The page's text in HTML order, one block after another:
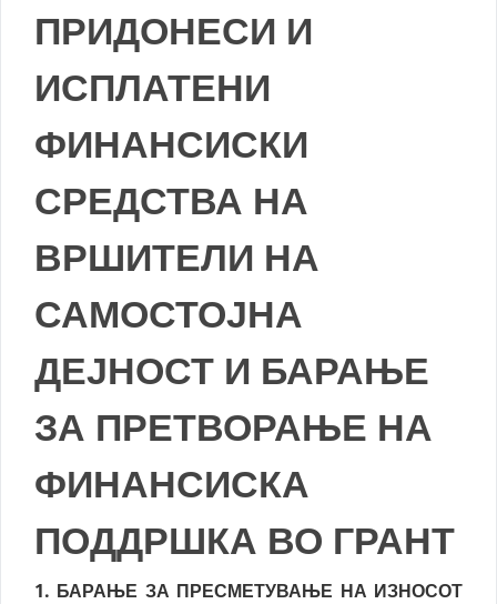
ПРИДОНЕСИ И
ИСПЛАТЕНИ
ФИНАНСИСКИ
СРЕДСТВА НА
ВРШИТЕЛИ НА
САМОСТОЈНА
ДЕЈНОСТ И БАРАЊЕ
ЗА ПРЕТВОРАЊЕ НА
ФИНАНСИСКА
ПОДДРШКА ВО ГРАНТ
1. БАРАЊЕ ЗА ПРЕСМЕТУВАЊЕ НА ИЗНОСОТ